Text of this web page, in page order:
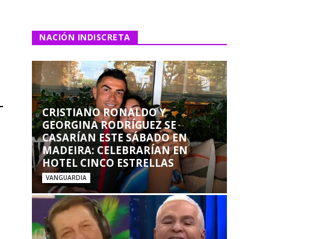
NACIÓN INDISCRETA
CRISTIANO RONALDO Y
GEORGINA RODRÍGUEZ SE
CASARÍAN ESTE SÁBADO EN
MADEIRA: CELEBRARÍAN EN
HOTEL CINCO ESTRELLAS
VANGUARDIA